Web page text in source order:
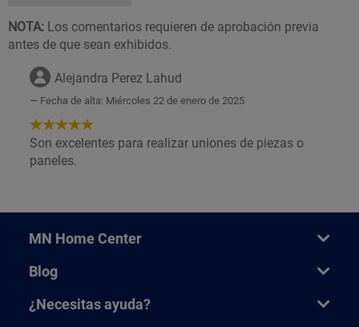
NOTA: Los comentarios requieren de aprobación previa
antes de que sean exhibidos.
Alejandra Perez Lahud
Fecha de alta: Miércoles 22 de enero de 2025
5
de
5
Son excelentes para realizar uniones de piezas o
paneles.
MN Home Center
Blog
¿Necesitas ayuda?